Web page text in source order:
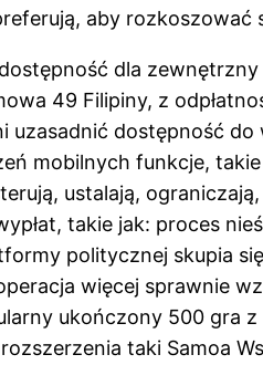
aby rozkoszować
dla
49 Filipiny, z
uzasadnić dostępność
mobilnych funkcje,
ustalają,
takie jak: proces
politycznej skupia
więcej sprawnie
ukończony 500 gra
taki Samoa